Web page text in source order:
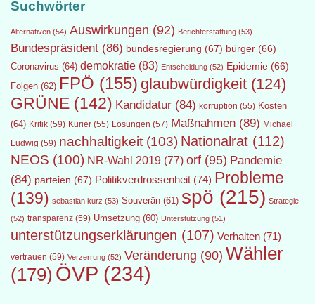
Suchwörter
Alternativen (54) Auswirkungen (92) Berichterstattung (53)
Bundespräsident (86) bundesregierung (67) bürger (66)
Coronavirus (64) demokratie (83) Entscheidung (52) Epidemie (66)
Folgen (62) FPÖ (155) glaubwürdigkeit (124)
GRÜNE (142) Kandidatur (84) korruption (55) Kosten
(64) Kritik (59) Kurier (55) Lösungen (57) Maßnahmen (89) Michael
Ludwig (59) nachhaltigkeit (103) Nationalrat (112)
NEOS (100) NR-Wahl 2019 (77) orf (95) Pandemie
(84) parteien (67) Politikverdrossenheit (74) Probleme
(139) sebastian kurz (53) Souverän (61) spö (215) Strategie
(52) transparenz (59) Umsetzung (60) Unterstützung (51)
unterstützungserklärungen (107) Verhalten (71)
vertrauen (59) Verzerrung (52) Veränderung (90) Wähler
(179) ÖVP (234)